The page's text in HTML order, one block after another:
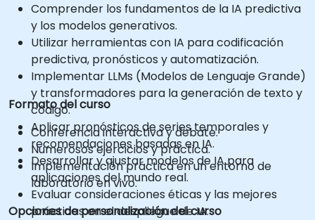
Comprender los fundamentos de la IA predictiva
y los modelos generativos.
Utilizar herramientas con IA para codificación
predictiva, pronósticos y automatización.
Implementar LLMs (Modelos de Lenguaje Grande)
y transformadores para la generación de texto y
código.
Aplicar pronósticos de series temporales y
recomendaciones basadas en IA.
Desarrollar y ajustar modelos de IA para
aplicaciones del mundo real.
Evaluar consideraciones éticas y las mejores
prácticas en el despliegue de IA.
Formato del curso
Conferencia interactiva y debate.
Numerosos ejercicios y práctica.
Implementación práctica en un entorno de
laboratorio en vivo.
Opciones de personalización del curso